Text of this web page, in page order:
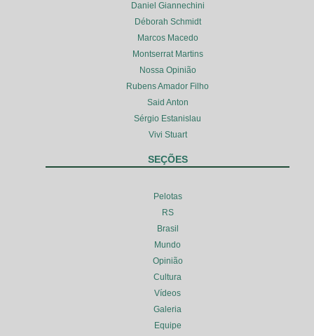
Daniel Giannechini
Déborah Schmidt
Marcos Macedo
Montserrat Martins
Nossa Opinião
Rubens Amador Filho
Said Anton
Sérgio Estanislau
Vivi Stuart
SEÇÕES
Pelotas
RS
Brasil
Mundo
Opinião
Cultura
Vídeos
Galeria
Equipe